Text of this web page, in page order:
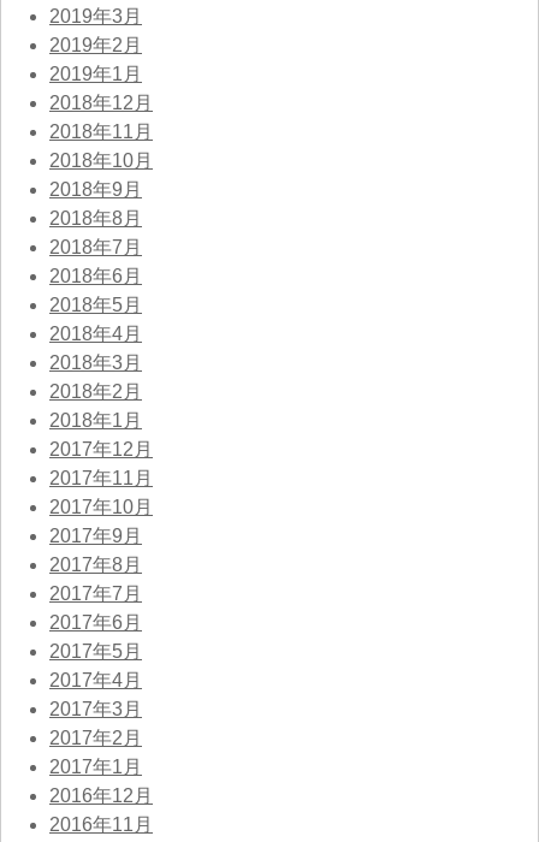
2019年3月
2019年2月
2019年1月
2018年12月
2018年11月
2018年10月
2018年9月
2018年8月
2018年7月
2018年6月
2018年5月
2018年4月
2018年3月
2018年2月
2018年1月
2017年12月
2017年11月
2017年10月
2017年9月
2017年8月
2017年7月
2017年6月
2017年5月
2017年4月
2017年3月
2017年2月
2017年1月
2016年12月
2016年11月